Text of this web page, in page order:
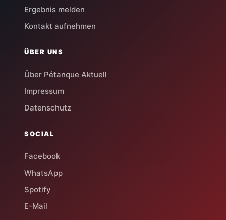
Ergebnis melden
Kontakt aufnehmen
ÜBER UNS
Über Pétanque Aktuell
Impressum
Datenschutz
SOCIAL
Facebook
WhatsApp
Spotify
E-Mail